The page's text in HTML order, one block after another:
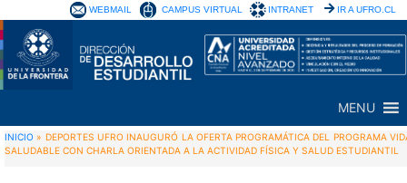
WEBMAIL CAMPUS VIRTUAL INTRANET IR A UFRO.CL
MENU
INICIO » DEPORTES UFRO INAUGURÓ LA OFERTA PROGRAMÁTICA DEL PROGRAMA
SALUDABLE CON CHARLA ORIENTADA A LA ACTIVIDAD FÍSICA Y SALUD ESTUDIANTIL